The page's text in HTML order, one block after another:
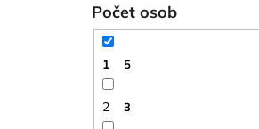
Počet osob
1 5
2 3